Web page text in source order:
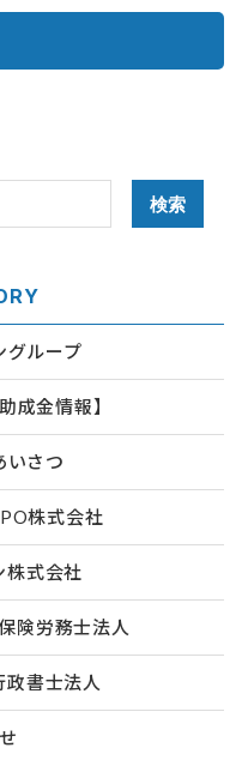
グループ
成金情報】
いさつ
株式会社
株式会社
険労務士法人
政書士法人